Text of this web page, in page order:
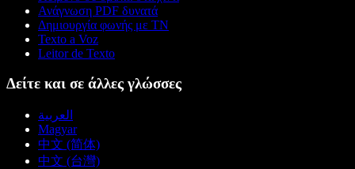
Ανάγνωση PDF δυνατά
Δημιουργία φωνής με ΤΝ
Texto a Voz
Leitor de Texto
Δείτε και σε άλλες γλώσσες
العربية
Magyar
中文 (简体)
中文 (台灣)